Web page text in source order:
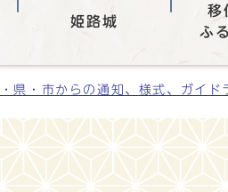
姫路城
移
ふ
県・市からの通知、様式、ガイド